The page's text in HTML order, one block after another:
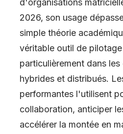
d'organisations
2026, son usage
simple théorie
véritable outil de
particulièrement dans
hybrides et distribués.
performantes l'utilisent
collaboration, anticiper
accélérer la montée en